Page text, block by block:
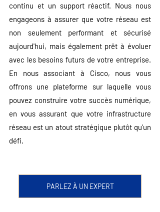
continu et un support réactif. Nous nous
engageons à assurer que votre réseau est
non seulement performant et sécurisé
aujourd'hui, mais également prêt à évoluer
avec les besoins futurs de votre entreprise.
En nous associant à Cisco, nous vous
offrons une plateforme sur laquelle vous
pouvez construire votre succès numérique,
en vous assurant que votre infrastructure
réseau est un atout stratégique plutôt qu'un
défi.
PARLEZ À UN EXPERT